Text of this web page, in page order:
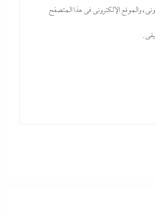
والموقع الإلكتروني في هذا المتصفح
في غزة